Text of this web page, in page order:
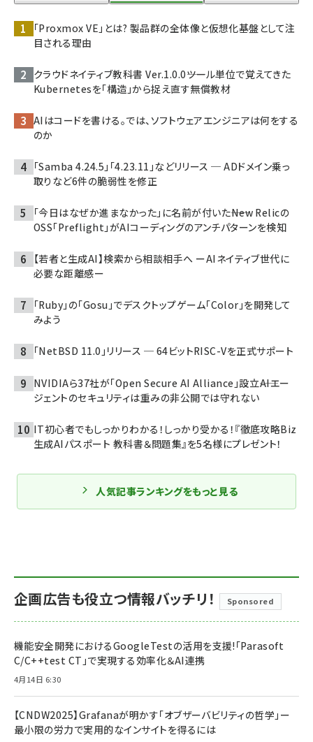
「Proxmox VE」とは? 製品群の全体像と仮想化基盤として注
目される理由
クラウドネイティブ教科書 Ver.1.0.0――ツール単位で覚えてきた
Kubernetesを「構造」から捉え直す無償教材
AIはコードを書ける。では、ソフトウェアエンジニアは何をする
のか
「Samba 4.24.5」「4.23.11」などリリース ─ ADドメイン乗っ
取りなど6件の脆弱性を修正
「今日はなぜか進まなかった」に名前が付いた――New Relicの
OSS「Preflight」がAIコーディングのアンチパターンを検知
【若者と生成AI】検索から相談相手へ ーAIネイティブ世代に
必要な距離感ー
「Ruby」の「Gosu」でデスクトップゲーム「Color」を開発して
みよう
「NetBSD 11.0」リリース ─ 64ビットRISC-Vを正式サポート
NVIDIAら37社が「Open Secure AI Alliance」設立――AIエー
ジェントのセキュリティは重みの非公開では守れない
IT初心者でもしっかりわかる！しっかり受かる！『徹底攻略Biz
生成AIパスポート 教科書＆問題集』を5名様にプレゼント！
人気記事ランキングをもっと見る
企画広告も役立つ情報バッチリ！ Sponsored
機能安全開発におけるGoogleTestの活用を支援!「Parasoft
C/C++test CT」で実現する効率化＆AI連携
4月14日 6:30
【CNDW2025】Grafanaが明かす「オブザーバビリティの哲学」ー
最小限の労力で実用的なインサイトを得るには